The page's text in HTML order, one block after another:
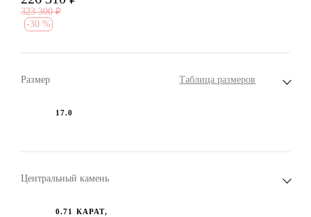
323 300 ₽
-30 %
Размер Таблица размеров
17.0
Центральный камень
0.71 КАРАТ,